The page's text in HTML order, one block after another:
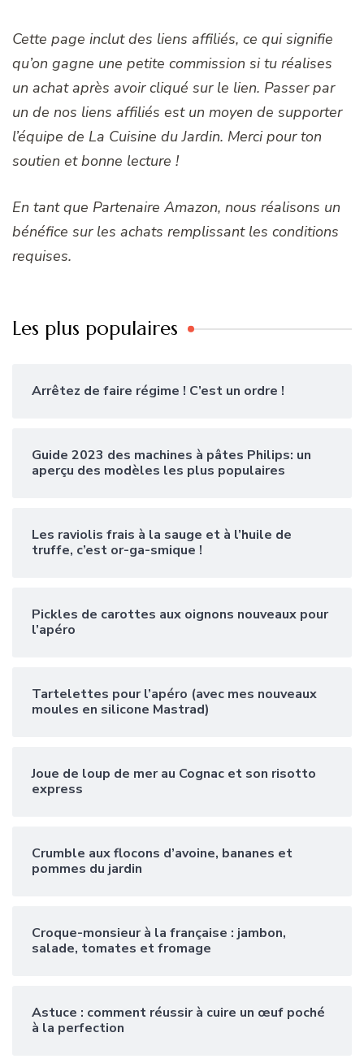
Cette page inclut des liens affiliés, ce qui signifie
qu’on gagne une petite commission si tu réalises
un achat après avoir cliqué sur le lien. Passer par
un de nos liens affiliés est un moyen de supporter
l’équipe de La Cuisine du Jardin. Merci pour ton
soutien et bonne lecture !
En tant que Partenaire Amazon, nous réalisons un
bénéfice sur les achats remplissant les conditions
requises.
Les plus populaires
Arrêtez de faire régime ! C’est un ordre !
Guide 2023 des machines à pâtes Philips: un
aperçu des modèles les plus populaires
Les raviolis frais à la sauge et à l’huile de
truffe, c’est or-ga-smique !
Pickles de carottes aux oignons nouveaux pour
l’apéro
Tartelettes pour l’apéro (avec mes nouveaux
moules en silicone Mastrad)
Joue de loup de mer au Cognac et son risotto
express
Crumble aux flocons d’avoine, bananes et
pommes du jardin
Croque-monsieur à la française : jambon,
salade, tomates et fromage
Astuce : comment réussir à cuire un œuf poché
à la perfection